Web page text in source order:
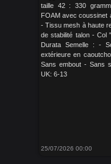
taille 42 : 330
FOAM avec coussinet
- Tissu mesh à haute
de stabilité talon - Col
Durata Semelle : -
extérieure en
Sans embout - Sans
UK: 6-13
25/07/2026 00:00